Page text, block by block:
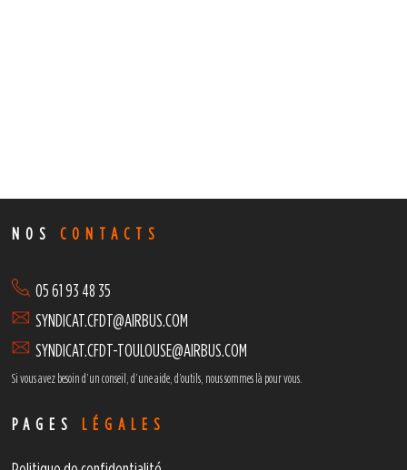
NOSCONTACTS
05 61 93 48 35
SYNDICAT.CFDT@AIRBUS.COM
SYNDICAT.CFDT-TOULOUSE@AIRBUS.COM
Si vous avez besoin d’un conseil, d’une aide, d’outils, nous sommes là pour vous.
PAGES LÉGALES